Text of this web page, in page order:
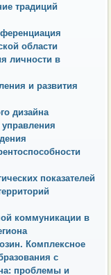
традиций
области
личности в
и развития
дизайна
показателей
коммуникации в
Комплексное
с
проблемы и